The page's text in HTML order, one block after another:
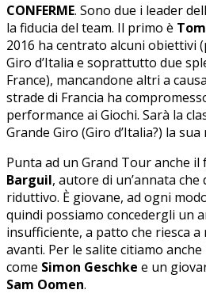
CONFERME. Sono due i leader
la fiducia del team. Il primo è
2016 ha centrato alcuni obiettivi
Giro d’Italia e soprattutto due
France), mancandone altri a
strade di Francia ha
performance ai Giochi. Sarà la
Grande Giro (Giro d’Italia?) la
Punta ad un Grand Tour anche il
Barguil, autore di un’annata
riduttivo. È giovane, ad ogni
quindi possiamo concedergli un
insufficiente, a patto che riesca
avanti. Per le salite citiamo
come Simon Geschke e un
Sam Oomen.